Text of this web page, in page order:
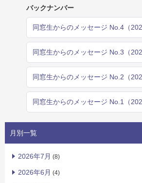
バックナンバー
同窓生からのメッセージ No.4（
同窓生からのメッセージ No.3（
同窓生からのメッセージ No.2（
同窓生からのメッセージ No.1（
月別一覧
2026年7月 (8)
2026年6月 (4)